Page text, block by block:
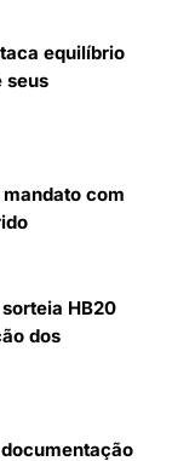
equilíbrio
seus
com
HB20
dos